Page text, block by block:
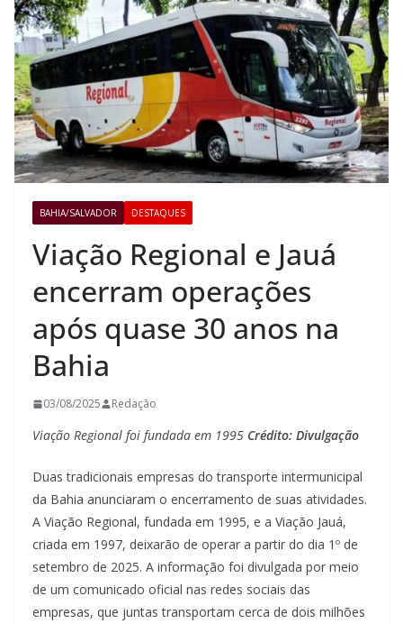
BAHIA/SALVADOR DESTAQUES
Viação Regional e Jauá
encerram operações
após quase 30 anos na
Bahia
03/08/2025 Redação
Viação Regional foi fundada em 1995 Crédito: Divulgação
Duas tradicionais empresas do transporte intermunicipal
da Bahia anunciaram o encerramento de suas atividades.
A Viação Regional, fundada em 1995, e a Viação Jauá,
criada em 1997, deixarão de operar a partir do dia 1º de
setembro de 2025. A informação foi divulgada por meio
de um comunicado oficial nas redes sociais das
empresas, que juntas transportam cerca de dois milhões